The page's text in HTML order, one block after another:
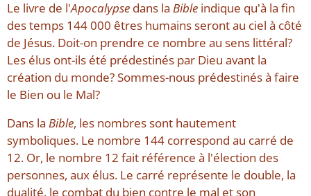
Le livre de l'Apocalypse dans la Bible indique qu'à la fin
des temps 144 000 êtres humains seront au ciel à côté
de Jésus. Doit-on prendre ce nombre au sens littéral?
Les élus ont-ils été prédestinés par Dieu avant la
création du monde? Sommes-nous prédestinés à faire
le Bien ou le Mal?
Dans la Bible, les nombres sont hautement
symboliques. Le nombre 144 correspond au carré de
12. Or, le nombre 12 fait référence à l'élection des
personnes, aux élus. Le carré représente le double, la
dualité, le combat du bien contre le mal et son